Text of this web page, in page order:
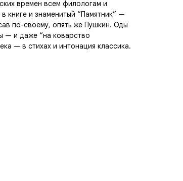
времен всем филологам и
книге и знаменитый “Памятник” —
по-своему, опять же Пушкин. Оды
— и даже “на коварство
— в стихах и интонация классика.